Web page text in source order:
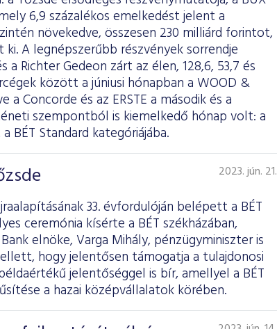
6,9 százalékos emelkedést jelent a
növekedve, összesen 230 milliárd forintot,
A legnépszerűbb részvények sorrendje
Richter Gedeon zárt az élen, 128,6, 53,7 és
között a júniusi hónapban a WOOD &
Concorde és az ERSTE a második és a
szempontból is kiemelkedő hónap volt: a
BÉT Standard kategóriájába.
2023. jún. 21.
33. évfordulóján belépett a BÉT
ceremónia kísérte a BÉT székházában,
elnöke, Varga Mihály, pénzügyminiszter is
hogy jelentősen támogatja a tulajdonosi
jelentőséggel is bír, amellyel a BÉT
a hazai középvállalatok körében.